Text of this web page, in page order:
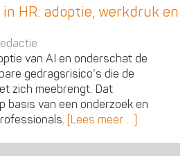
HR: adoptie, werkdruk en
van AI en onderschat de
gedragsrisico’s die de
zich meebrengt. Dat
basis van een onderzoek en
[Lees meer …]